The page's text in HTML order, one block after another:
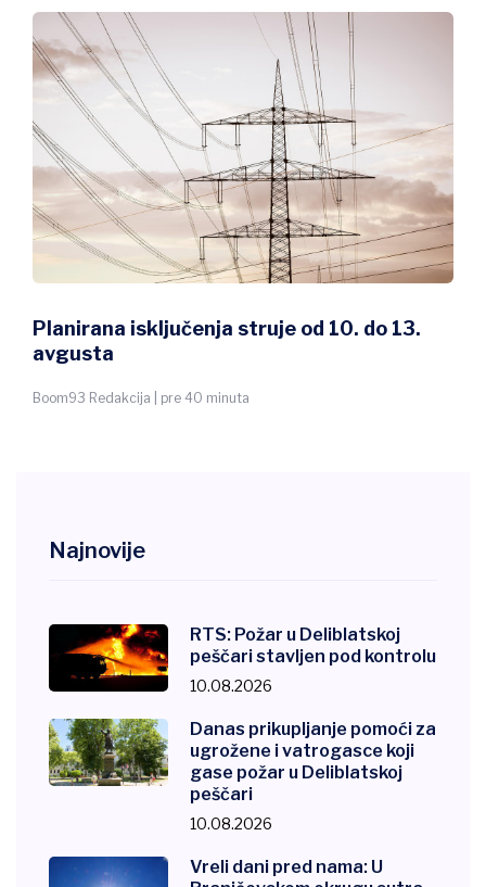
Planirana isključenja struje od 10. do 13.
avgusta
Boom93 Redakcija | pre 40 minuta
Najnovije
RTS: Požar u Deliblatskoj
peščari stavljen pod kontrolu
10.08.2026
Danas prikupljanje pomoći za
ugrožene i vatrogasce koji
gase požar u Deliblatskoj
peščari
10.08.2026
Vreli dani pred nama: U